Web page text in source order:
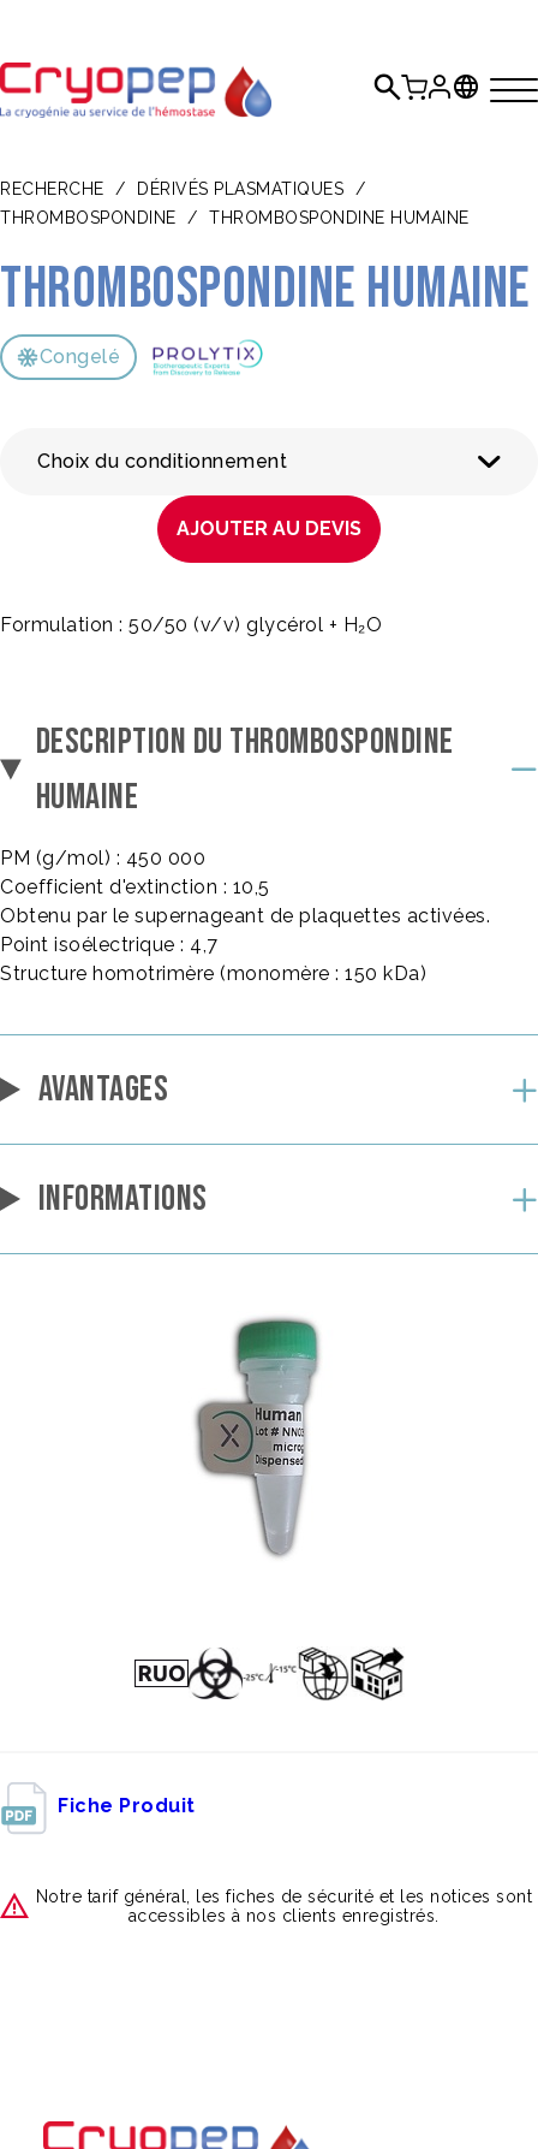
RECHERCHE / DÉRIVÉS PLASMATIQUES
/
THROMBOSPONDINE
/ THROMBOSPONDINE HUMAINE
Thrombospondine humaine
Congelé
Choix du conditionnement
AJOUTER AU DEVIS
Formulation : 50/50 (v/v) glycérol + H₂O
DESCRIPTION DU THROMBOSPONDINE
HUMAINE
PM (g/mol) : 450 000
Coefficient d'extinction : 10,5
Obtenu par le supernageant de plaquettes activées.
Point isoélectrique : 4,7
Structure homotrimère (monomère : 150 kDa)
AVANTAGES
INFORMATIONS
Fiche Produit
Notre tarif général, les fiches de sécurité et les notices sont
accessibles à nos clients enregistrés.